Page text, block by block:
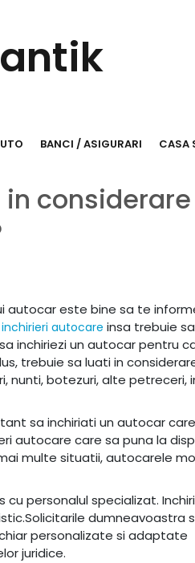
BANCI / ASIGURARI CASA
considerare
autocar este bine sa te
inchirieri autocare insa trebuie
inchiriezi un autocar pentru
trebuie sa luati in
nunti, botezuri, alte petreceri,
sa inchiriati un autocar
autocare care sa puna la
multe situatii, autocarele
personalul specializat.
dumneavoastra
personalizate si adaptate
juridice.